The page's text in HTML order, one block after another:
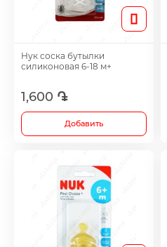
Нук соска бутылки
силиконовая 6-18 м+
1,600 ֏
Добавить